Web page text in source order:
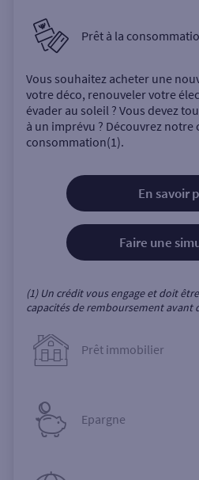
Prêt à la
Vous souhaitez acheter une
votre déco, renouveler votre
évader au soleil ? Vous devez
à un imprévu ? Découvrez notre
consommation(1).
En savoir
Faire une
(1) Un crédit vous engage et doit
capacités de remboursement avant
Prêt immobilier
Epargne